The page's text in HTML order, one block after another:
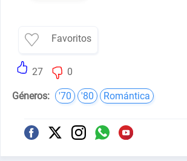
Favoritos
27 0
Géneros: '70 '80 Romántica